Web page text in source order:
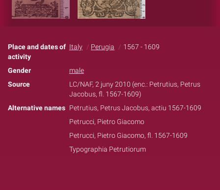
Place and dates of
activity
Italy Perugia 1567 - 1609
Gender
male
Source
LC/NAF, 2 juny 2010 (enc.: Petrutius, Petrus
Jacobus, fl. 1567-1609)
Alternative names Petrutius, Petrus Jacobus, actiu 1567-1609
Petrucci, Pietro Giacomo
Petrucci, Pietro Giacomo, fl. 1567-1609
Typographia Petrutiorum